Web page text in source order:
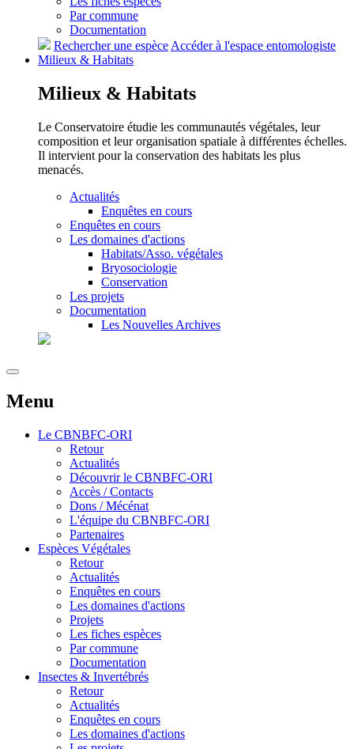
Par commune
Documentation
Rechercher une espèce Accéder à l'espace entomologiste
Milieux & Habitats
Milieux & Habitats
Le Conservatoire étudie les communautés végétales, leur
composition et leur organisation spatiale à différentes échelles.
Il intervient pour la conservation des habitats les plus
menacés.
Actualités
Enquêtes en cours
Enquêtes en cours
Les domaines d'actions
Habitats/Asso. végétales
Bryosociologie
Conservation
Les projets
Documentation
Les Nouvelles Archives
Menu
Le CBNBFC-ORI
Retour
Actualités
Découvrir le CBNBFC-ORI
Accès / Contacts
Dons / Mécénat
L'équipe du CBNBFC-ORI
Partenaires
Espèces Végétales
Retour
Actualités
Enquêtes en cours
Les domaines d'actions
Projets
Les fiches espèces
Par commune
Documentation
Insectes & Invertébrés
Retour
Actualités
Enquêtes en cours
Les domaines d'actions